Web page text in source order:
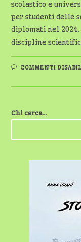
scolastico e
per studenti delle
diplomati nel 2024.
discipline
COMMENTI
Chi cerca...